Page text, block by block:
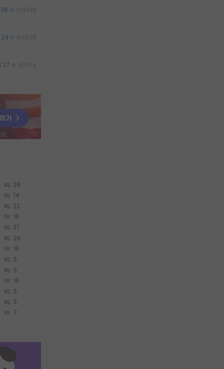
36 124108
24 69608
27 40154
28
14
22
16
21
29
16
5
5
16
5
5
7